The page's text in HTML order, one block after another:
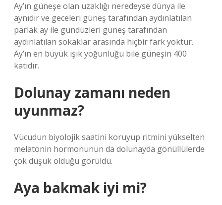
Ay’ın güneşe olan uzaklığı neredeyse dünya ile
aynıdır ve geceleri güneş tarafından aydınlatılan
parlak ay ile gündüzleri güneş tarafından
aydınlatılan sokaklar arasında hiçbir fark yoktur.
Ay’ın en büyük ışık yoğunluğu bile güneşin 400
katıdır.
Dolunay zamanı neden
uyunmaz?
Vücudun biyolojik saatini koruyup ritmini yükselten
melatonin hormonunun da dolunayda gönüllülerde
çok düşük olduğu görüldü.
Aya bakmak iyi mi?